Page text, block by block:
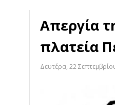
Απεργία
πλατεία
Δευτέρα, 22